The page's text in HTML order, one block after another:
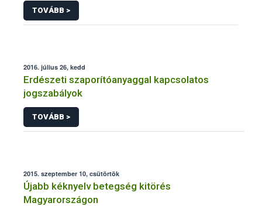
TOVÁBB >
2016. július 26, kedd
Erdészeti szaporítóanyaggal kapcsolatos
jogszabályok
TOVÁBB >
2015. szeptember 10, csütörtök
Újabb kéknyelv betegség kitörés
Magyarországon